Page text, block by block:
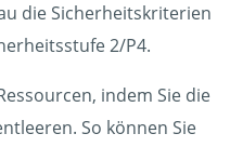
die Sicherheitskriterien
2/P4.
indem Sie die
So können Sie